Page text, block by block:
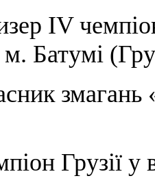
IV
Батумі
змагань
Грузії у